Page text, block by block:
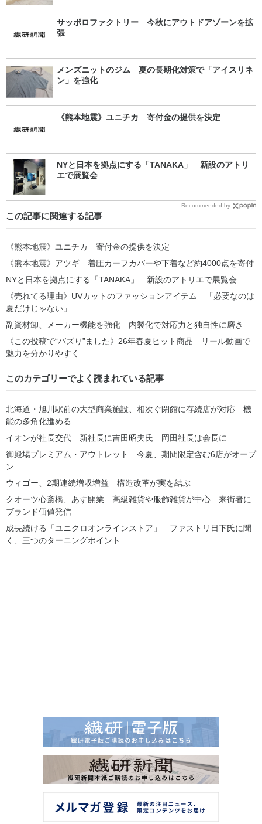
サッポロファクトリー 今秋にアウトドアゾーンを拡
張
メンズニットのジム 夏の長期化対策で「アイスリネ
ン」を強化
《熊本地震》ユニチカ 寄付金の提供を決定
NYと日本を拠点にする「TANAKA」 新設のアトリ
エで展覧会
Recommended by
この記事に関連する記事
《熊本地震》ユニチカ 寄付金の提供を決定
《熊本地震》アツギ 着圧カーフカバーや下着など約4000点を寄付
NYと日本を拠点にする「TANAKA」 新設のアトリエで展覧会
《売れてる理由》UVカットのファッションアイテム 「必要なのは
夏だけじゃない」
副資材卸、メーカー機能を強化 内製化で対応力と独自性に磨き
《この投稿で“バズり”ました》26年春夏ヒット商品 リール動画で
魅力を分かりやすく
このカテゴリーでよく読まれている記事
北海道・旭川駅前の大型商業施設、相次ぐ閉館に存続店が対応 機
能の多角化進める
イオンが社長交代 新社長に吉田昭夫氏 岡田社長は会長に
御殿場プレミアム・アウトレット 今夏、期間限定含む6店がオープ
ン
ウィゴー、2期連続増収増益 構造改革が実を結ぶ
クオーツ心斎橋、あす開業 高級雑貨や服飾雑貨が中心 来街者に
ブランド価値発信
成長続ける「ユニクロオンラインストア」 ファストリ日下氏に聞
く、三つのターニングポイント